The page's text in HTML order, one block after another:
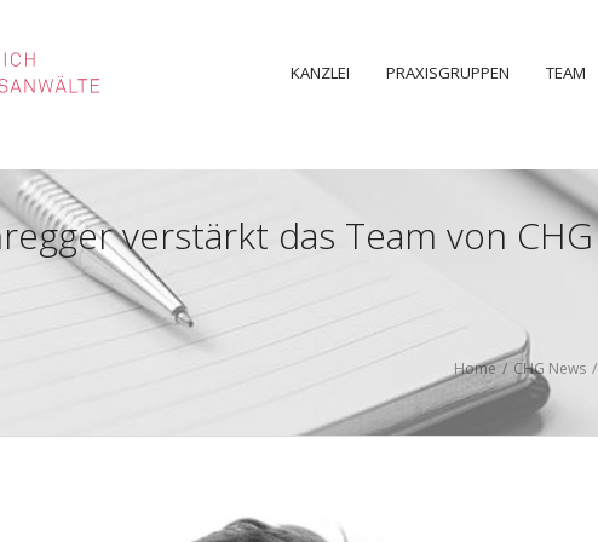
KANZLEI PRAXISGRUPPEN TEAM
verstärkt das Team von CHG
Home / CHG News /